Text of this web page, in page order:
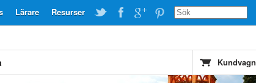
Resurser
Lärare
Kundvagn